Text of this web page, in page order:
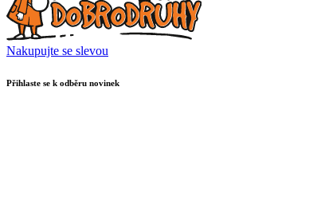
Nakupujte se slevou
Přihlaste se k odběru novinek